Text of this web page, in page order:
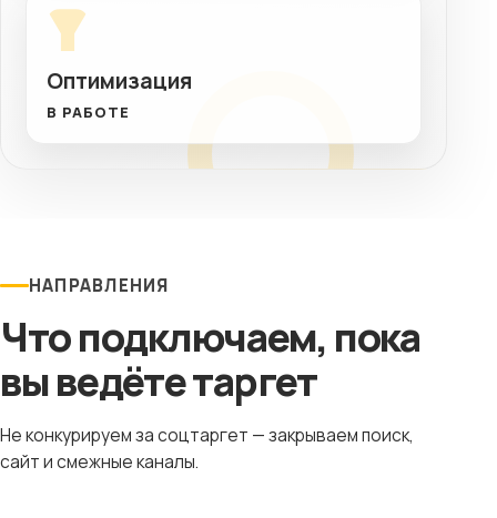
Оптимизация
В РАБОТЕ
НАПРАВЛЕНИЯ
Что подключаем, пока
вы ведёте таргет
Не конкурируем за соцтаргет — закрываем поиск,
сайт и смежные каналы.